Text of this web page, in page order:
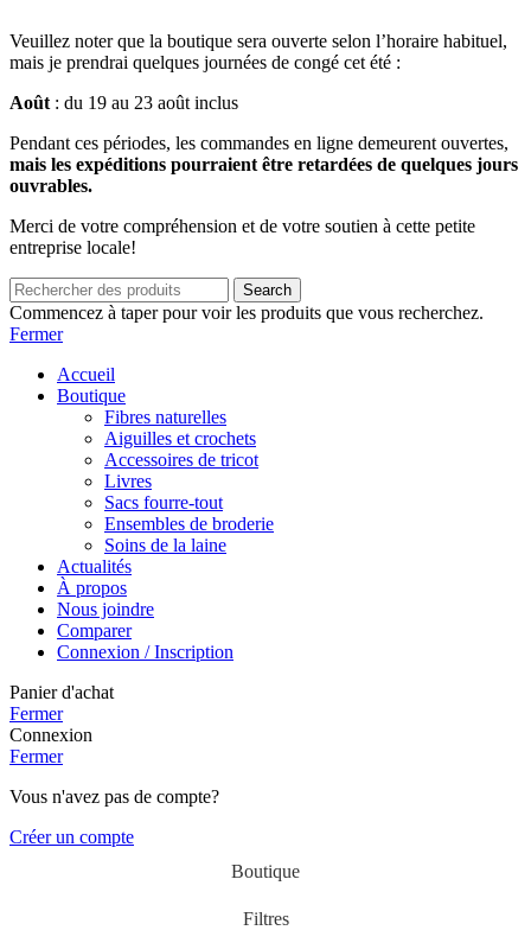
Veuillez noter que la boutique sera ouverte selon l’horaire habituel,
mais je prendrai quelques journées de congé cet été :
Août : du 19 au 23 août inclus
Pendant ces périodes, les commandes en ligne demeurent ouvertes,
mais les expéditions pourraient être retardées de quelques jours
ouvrables.
Merci de votre compréhension et de votre soutien à cette petite
entreprise locale!
Search
Commencez à taper pour voir les produits que vous recherchez.
Fermer
Accueil
Boutique
Fibres naturelles
Aiguilles et crochets
Accessoires de tricot
Livres
Sacs fourre-tout
Ensembles de broderie
Soins de la laine
Actualités
À propos
Nous joindre
Comparer
Connexion / Inscription
Panier d'achat
Fermer
Connexion
Fermer
Vous n'avez pas de compte?
Créer un compte
Boutique
Filtres